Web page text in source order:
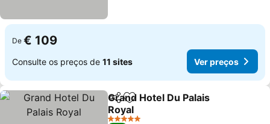
De € 109
Consulte os preços de 11 sites Ver preços
PartilharAdicionar aos favoritos
Grand Hotel Du Palais
Royal